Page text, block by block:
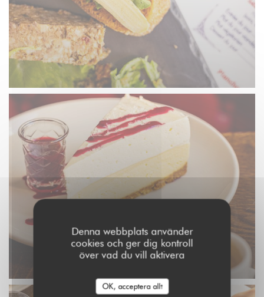
Denna webbplats använder
cookies och ger dig kontroll
över vad du vill aktivera
OK, acceptera allt